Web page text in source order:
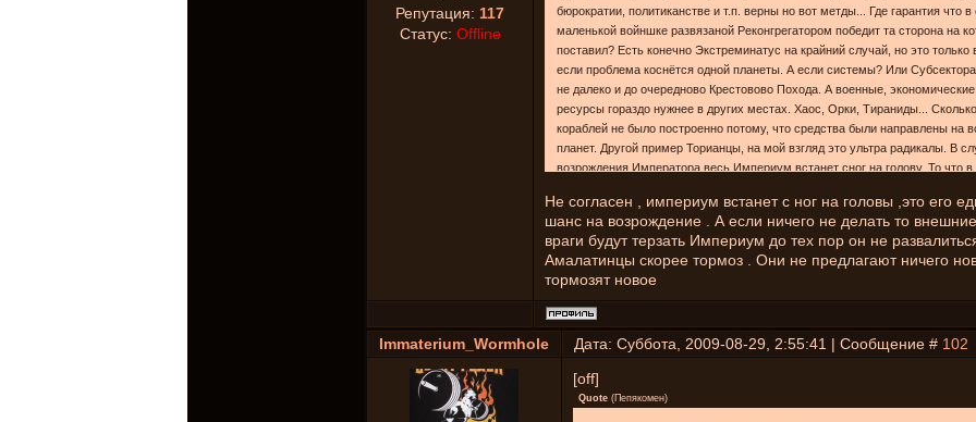
Репутация: 117
Статус: Offline
бюрократии, политиканстве и т.п. верны но вот метды... Где гарантия что в
маленькой войншке развязаной Реконгрегатором победит та сторона на
поставил? Есть конечно Экстреминатус на крайний случай, но это только
если проблема коснётся одной планеты. А если системы? Или
не далеко и до очередново Крестовово Похода. А военные, экономические
ресурсы гораздо нужнее в других местах. Хаос, Орки, Тираниды...
кораблей не было построенно потому, что средства были направлены на
планет. Другой пример Торианцы, на мой взгляд это ультра радикалы. В
возрождения Императора весь Империум встанет сног на голову. То что
неверующие и недовольные, то насколлько он будет масштабным зависит
сколько на тот момент все будет плохо. В итоге все сводится к тому, что
хватает и насущных проблем: внешиние враги, внутренние созданные
очередные проблемы созданные уже Инквизицией могут выйти боком.
Не согласен , империум встанет с ног на головы ,это его
шанс на возрождение . А если ничего не делать то
враги будут терзать Империум до тех пор он не
Амалатинцы скорее тормоз . Они не предлагают ничего
тормозят новое
Immaterium_Wormhole Дата: Суббота, 2009-08-29, 2:55:41 | Сообщение # 102
[off]
Quote (Пепякомен)